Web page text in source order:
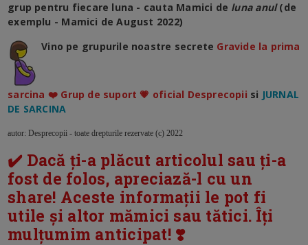
grup pentru fiecare luna - cauta Mamici de luna anul (de
exemplu - Mamici de August 2022)
Vino pe grupurile noastre secrete Gravide la prima
sarcina ❤️ Grup de suport 💗 oficial Desprecopii si JURNAL
DE SARCINA
autor: Desprecopii - toate drepturile rezervate (c) 2022
✔️ Dacă ți-a plăcut articolul sau ți-a
fost de folos, apreciază-l cu un
share! Aceste informații le pot fi
utile și altor mămici sau tătici. Îți
mulțumim anticipat! ❣️